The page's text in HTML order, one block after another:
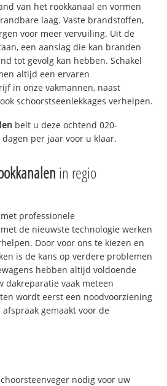
van het rookkanaal en vormen
laag. Vaste brandstoffen,
voor meer vervuiling. Uit de
een aanslag die kan branden
tot gevolg kan hebben. Schakel
altijd een ervaren
in onze vakmannen, naast
schoorstseenlekkages verhelpen.
belt u deze ochtend 020-
dagen per jaar voor u klaar.
in regio
professionele
de nieuwste technologie werken
Door voor ons te kiezen en
is de kans op verdere problemen
hebben altijd voldoende
dakreparatie vaak meteen
wordt eerst een noodvoorziening
gemaakt voor de
nodig voor uw